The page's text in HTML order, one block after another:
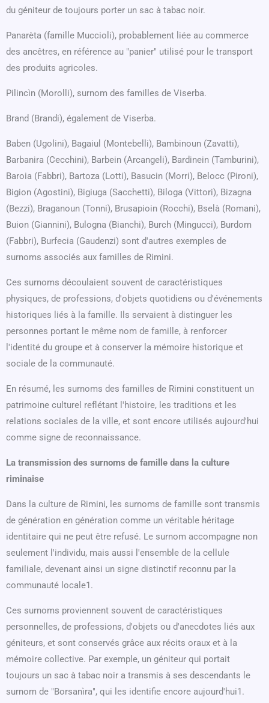
du géniteur de toujours porter un sac à tabac noir.
Panarèta (famille Muccioli), probablement liée au commerce
des ancêtres, en référence au "panier" utilisé pour le transport
des produits agricoles.
Pilincìn (Morolli), surnom des familles de Viserba.
Brand (Brandi), également de Viserba.
Baben (Ugolini), Bagaiul (Montebelli), Bambinoun (Zavatti),
Barbanira (Cecchini), Barbein (Arcangeli), Bardinein (Tamburini),
Baroia (Fabbri), Bartoza (Lotti), Basucin (Morri), Belocc (Pironi),
Bigion (Agostini), Bigiuga (Sacchetti), Biloga (Vittori), Bizagna
(Bezzi), Braganoun (Tonni), Brusapioin (Rocchi), Bselà (Romani),
Buion (Giannini), Bulogna (Bianchi), Burch (Mingucci), Burdom
(Fabbri), Burfecia (Gaudenzi) sont d'autres exemples de
surnoms associés aux familles de Rimini.
Ces surnoms découlaient souvent de caractéristiques
physiques, de professions, d'objets quotidiens ou d'événements
historiques liés à la famille. Ils servaient à distinguer les
personnes portant le même nom de famille, à renforcer
l'identité du groupe et à conserver la mémoire historique et
sociale de la communauté.
En résumé, les surnoms des familles de Rimini constituent un
patrimoine culturel reflétant l'histoire, les traditions et les
relations sociales de la ville, et sont encore utilisés aujourd'hui
comme signe de reconnaissance.
La transmission des surnoms de famille dans la culture
riminaise
Dans la culture de Rimini, les surnoms de famille sont transmis
de génération en génération comme un véritable héritage
identitaire qui ne peut être refusé. Le surnom accompagne non
seulement l'individu, mais aussi l'ensemble de la cellule
familiale, devenant ainsi un signe distinctif reconnu par la
communauté locale1.
Ces surnoms proviennent souvent de caractéristiques
personnelles, de professions, d'objets ou d'anecdotes liés aux
géniteurs, et sont conservés grâce aux récits oraux et à la
mémoire collective. Par exemple, un géniteur qui portait
toujours un sac à tabac noir a transmis à ses descendants le
surnom de "Borsanìra", qui les identifie encore aujourd'hui1.